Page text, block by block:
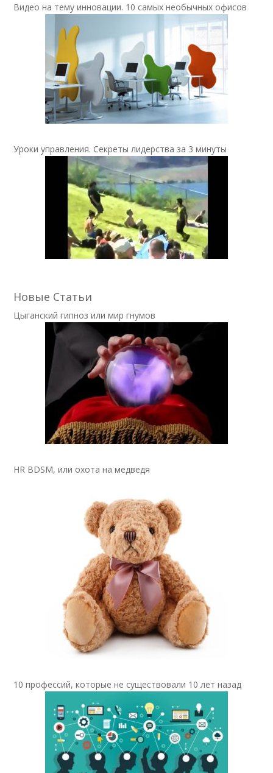
Видео на тему инновации. 10 самых необычных офисов
Уроки управления. Секреты лидерства за 3 минуты
Новые Статьи
Цыганский гипноз или мир гнумов
HR BDSM, или охота на медведя
10 профессий, которые не существовали 10 лет назад